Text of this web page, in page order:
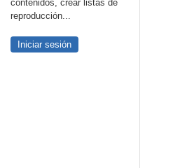
contenidos, crear listas de
reproducción...
Iniciar sesión